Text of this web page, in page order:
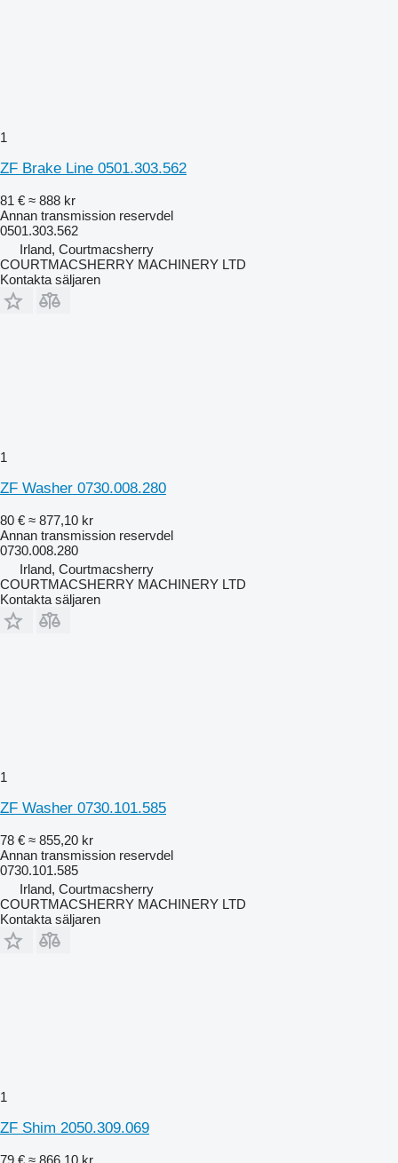
1
ZF Brake Line 0501.303.562
81 € ≈ 888 kr
Annan transmission reservdel
0501.303.562
Irland, Courtmacsherry
COURTMACSHERRY MACHINERY LTD
Kontakta säljaren
1
ZF Washer 0730.008.280
80 € ≈ 877,10 kr
Annan transmission reservdel
0730.008.280
Irland, Courtmacsherry
COURTMACSHERRY MACHINERY LTD
Kontakta säljaren
1
ZF Washer 0730.101.585
78 € ≈ 855,20 kr
Annan transmission reservdel
0730.101.585
Irland, Courtmacsherry
COURTMACSHERRY MACHINERY LTD
Kontakta säljaren
1
ZF Shim 2050.309.069